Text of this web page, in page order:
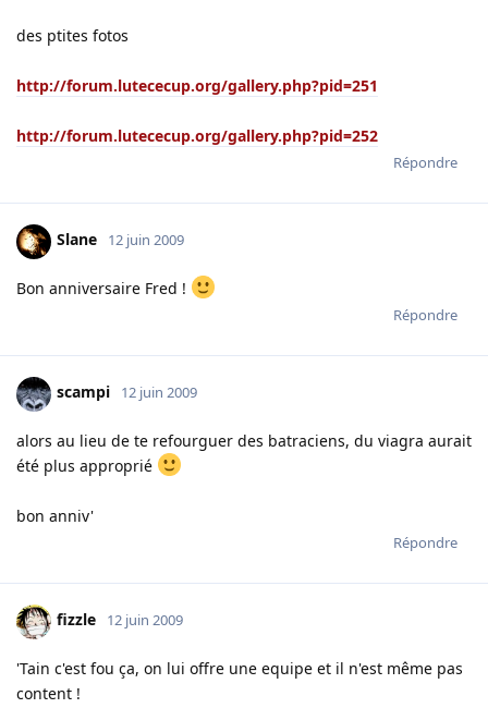
des ptites fotos
http://forum.lutececup.org/gallery.php?pid=251
http://forum.lutececup.org/gallery.php?pid=252
Répondre
Slane 12 juin 2009
Bon anniversaire Fred !
Répondre
scampi 12 juin 2009
alors au lieu de te refourguer des batraciens, du viagra aurait
été plus approprié
bon anniv'
Répondre
fizzle 12 juin 2009
'Tain c'est fou ça, on lui offre une equipe et il n'est même pas
content !